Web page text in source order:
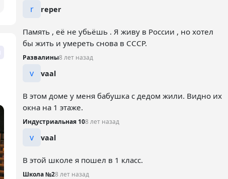
r reper
Память , её не убьёшь . Я живу в России , но хотел
бы жить и умереть снова в СССР.
Развалины8 лет назад
v vaal
В этом доме у меня бабушка с дедом жили. Видно их
окна на 1 этаже.
Индустриальная 108 лет назад
v vaal
В этой школе я пошел в 1 класс.
Школа №28 лет назад